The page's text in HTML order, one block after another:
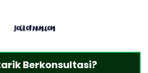
Berkonsultasi?